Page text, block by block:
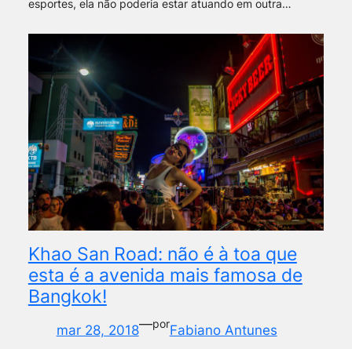
esportes, ela não poderia estar atuando em outra…
Khao San Road: não é à toa que
esta é a avenida mais famosa de
Bangkok!
mar 28, 2018—porFabiano Antunes